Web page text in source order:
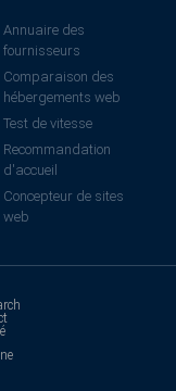
Annuaire des
fournisseurs
Comparaison des
hébergements web
Test de vitesse
Recommandation
d'accueil
Concepteur de sites
web